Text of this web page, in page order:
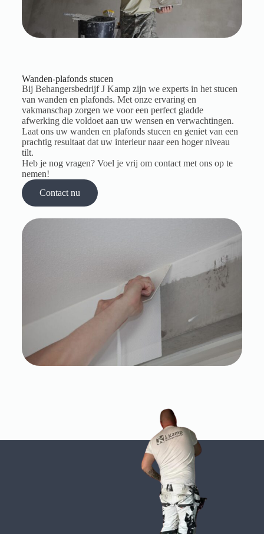
Wanden-plafonds stucen
Bij Behangersbedrijf J Kamp zijn we experts in het stucen
van wanden en plafonds. Met onze ervaring en
vakmanschap zorgen we voor een perfect gladde
afwerking die voldoet aan uw wensen en verwachtingen.
Laat ons uw wanden en plafonds stucen en geniet van een
prachtig resultaat dat uw interieur naar een hoger niveau
tilt.
Heb je nog vragen? Voel je vrij om contact met ons op te
nemen!
Contact nu